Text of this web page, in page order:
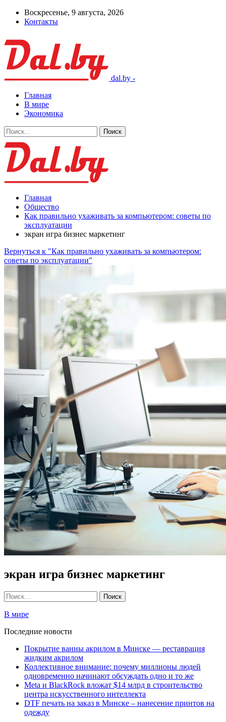
Воскресенье, 9 августа, 2026
Контакты
dal.by -
Главная
В мире
Экономика
Главная
Общество
Как правильно ухаживать за компьютером: советы по
эксплуатации
экран игра бизнес маркетинг
Вернуться к "Как правильно ухаживать за компьютером:
советы по эксплуатации"
экран игра бизнес маркетинг
В мире
Последние новости
Покрытие ванны акрилом в Минске — реставрация
жидким акрилом
Коллективное внимание: почему миллионы людей
одновременно начинают обсуждать одно и то же
Meta и BlackRock вложат $14 млрд в строительство
центра искусственного интеллекта
DTF печать на заказ в Минске – нанесение принтов на
одежду